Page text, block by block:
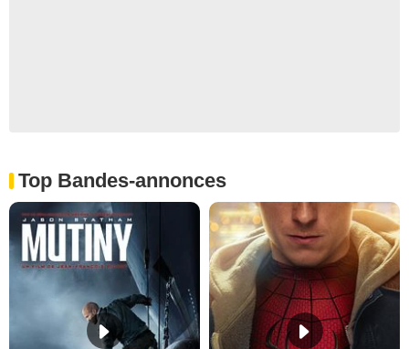
Top Bandes-annonces